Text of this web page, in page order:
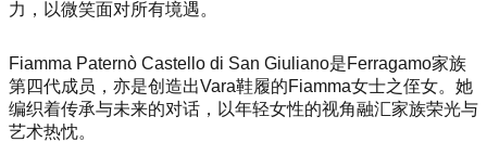
力，以微笑面对所有境遇。
Fiamma Paternò Castello di San Giuliano是Ferragamo家族
第四代成员，亦是创造出Vara鞋履的Fiamma女士之侄女。她
编织着传承与未来的对话，以年轻女性的视角融汇家族荣光与
艺术热忱。